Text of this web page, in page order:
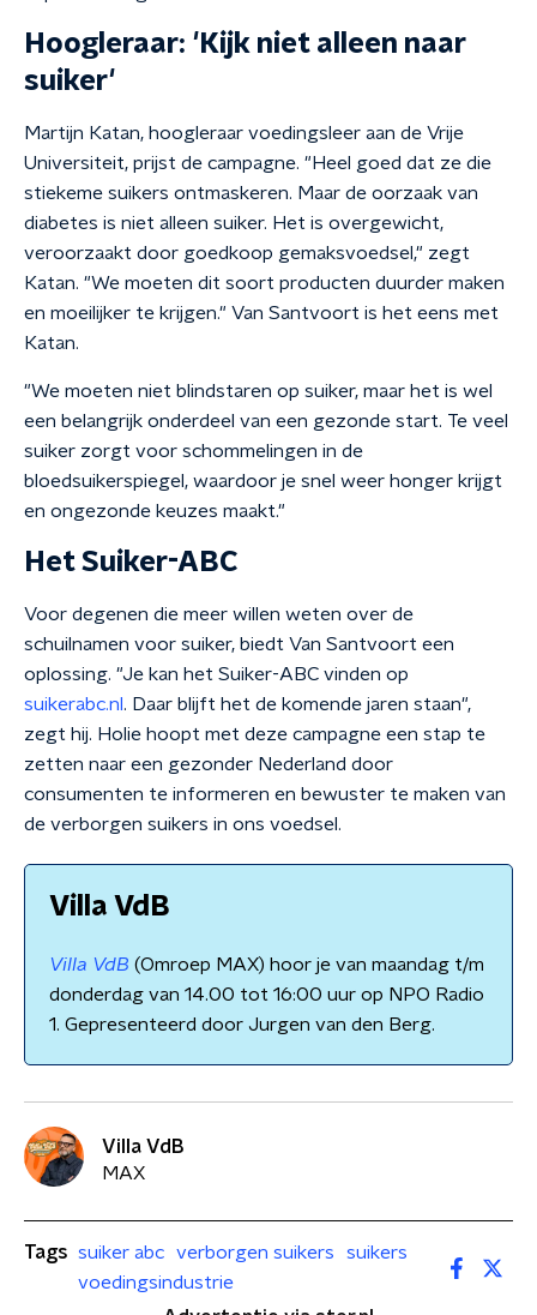
Hoogleraar: 'Kijk niet alleen naar
suiker'
Martijn Katan, hoogleraar voedingsleer aan de Vrije
Universiteit, prijst de campagne. "Heel goed dat ze die
stiekeme suikers ontmaskeren. Maar de oorzaak van
diabetes is niet alleen suiker. Het is overgewicht,
veroorzaakt door goedkoop gemaksvoedsel," zegt
Katan. "We moeten dit soort producten duurder maken
en moeilijker te krijgen." Van Santvoort is het eens met
Katan.
"We moeten niet blindstaren op suiker, maar het is wel
een belangrijk onderdeel van een gezonde start. Te veel
suiker zorgt voor schommelingen in de
bloedsuikerspiegel, waardoor je snel weer honger krijgt
en ongezonde keuzes maakt."
Het Suiker-ABC
Voor degenen die meer willen weten over de
schuilnamen voor suiker, biedt Van Santvoort een
oplossing. "Je kan het Suiker-ABC vinden op
suikerabc.nl . Daar blijft het de komende jaren staan",
zegt hij. Holie hoopt met deze campagne een stap te
zetten naar een gezonder Nederland door
consumenten te informeren en bewuster te maken van
de verborgen suikers in ons voedsel.
Villa VdB
Villa VdB (Omroep MAX) hoor je van maandag t/m
donderdag van 14.00 tot 16:00 uur op NPO Radio
1. Gepresenteerd door Jurgen van den Berg.
Villa VdB
MAX
Tags suiker abc verborgen suikers
suikers
voedingsindustrie